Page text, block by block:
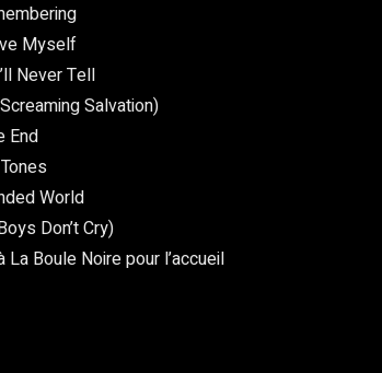
Myself
Never Tell
Salvation)
End
World
Don’t Cry)
Boule Noire pour l’accueil